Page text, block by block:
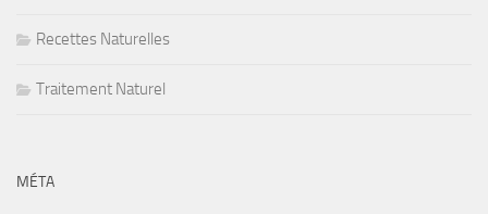
Recettes Naturelles
Traitement Naturel
MÉTA